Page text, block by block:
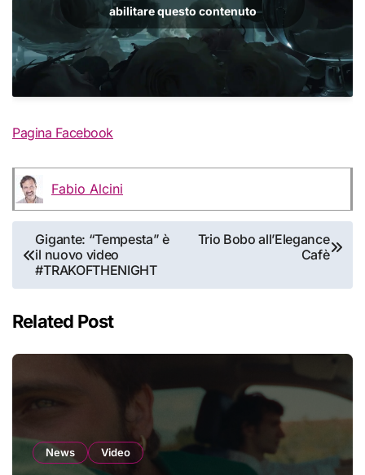
abilitare questo contenuto
Pagina Facebook
Fabio Alcini
Navigazione
articoli
Gigante: “Tempesta” è
il nuovo video
#TRAKOFTHENIGHT
Trio Bobo all’Elegance
Cafè
Related Post
News Video